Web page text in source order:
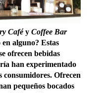
Caféy Coffee Bar
alguno? Estas
ofrecen bebidas
han experimentado
consumidores. Ofrecen
pequeños bocados